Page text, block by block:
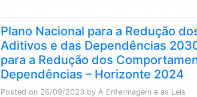
Plano Nacional para a Redução
Aditivos e das Dependências
para a Redução dos
Dependências – Horizonte 2024
Posted on 26/09/2023 by A Enfermagem e as Leis